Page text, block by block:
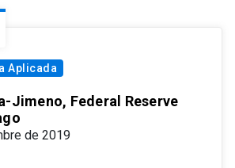
Aplicada
Jimeno, Federal Reserve
de 2019